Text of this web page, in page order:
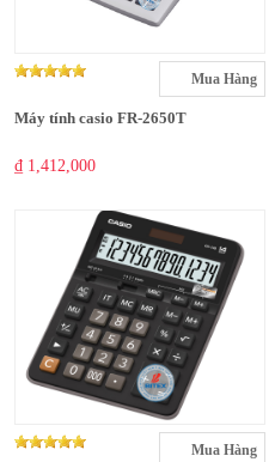
Mua Hàng
Máy tính casio FR-2650T
₫ 1,412,000
Mua Hàng